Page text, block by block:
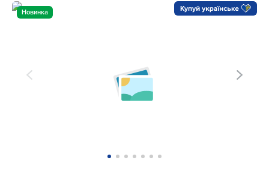
Новинка
Гиперэкстензия регулируемая InterAtletika LC313